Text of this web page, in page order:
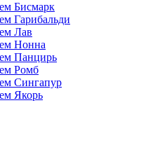
Бисмарк
Гарибальди
Лав
Нонна
Панцирь
Ромб
Сингапур
Якорь